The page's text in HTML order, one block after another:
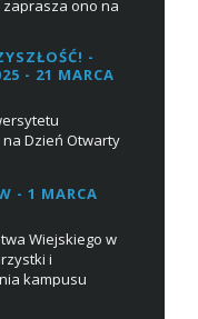
zaprasza ono na
-
- 21 MARCA
Dzień Otwarty
- 1 MARCA
Wiejskiego w
i
kampusu